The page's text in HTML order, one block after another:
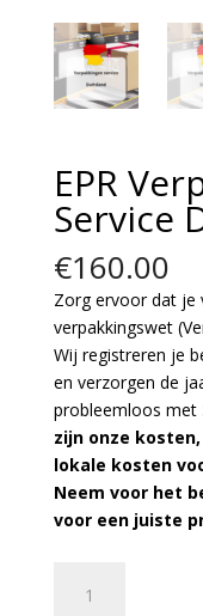
EPR
Service
€160.00
Zorg ervoor dat je
verpakkingswet
Wij registreren je
en verzorgen de
probleemloos met
zijn onze
lokale kosten
Neem voor het
voor een juiste
Verpakkingen